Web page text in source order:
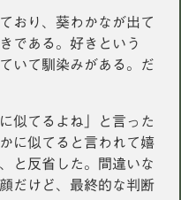
おり、葵わかなが出て
である。好きという
いて馴染みがある。だ
似てるよね」と言った
に似てると言われて嬉
と反省した。間違いな
だけど、最終的な判断